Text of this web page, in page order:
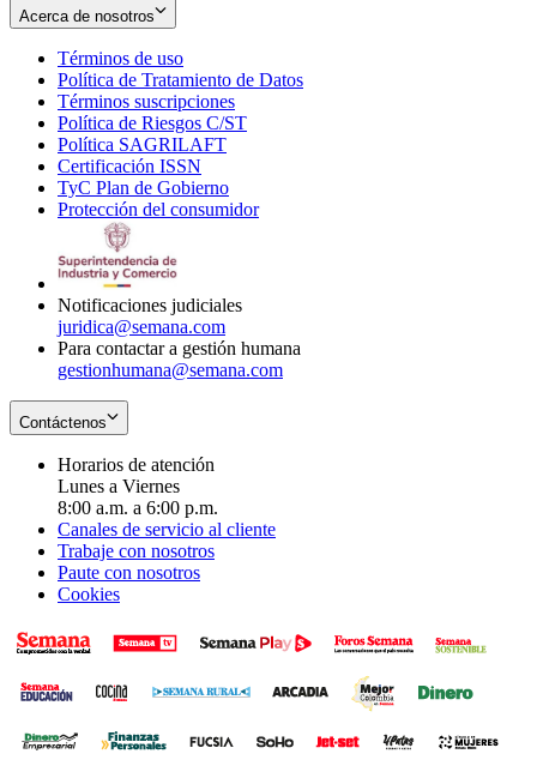
Acerca de nosotros
Términos de uso
in
new
window
Política de Tratamiento de Datos
Términos suscripciones
in
Política de Riesgos C/ST
Política SAGRILAFT
new
window
Certificación ISSN
in
new
TyC Plan de Gobierno
in
Protección del consumidorOpens
Notificaciones judiciales
juridica@semana.com
Para contactar a gestión humana
gestionhumana@semana.com
Contáctenos
Horarios de atención
Lunes a Viernes
8:00 a.m. a 6:00 p.m.
Canales de servicio al cliente
Trabaje con nosotros
Paute con nosotros
Cookies